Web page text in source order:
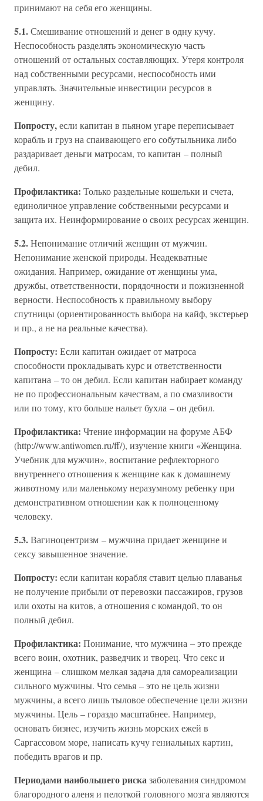
принимают на себя его женщины.
5.1.Смешивание отношений и денег в одну кучу.
Неспособность разделять экономическую часть
отношений от остальных составляющих. Утеря контроля
над собственными ресурсами, неспособность ими
управлять. Значительные инвестиции ресурсов в
женщину.
Попросту,если капитан в пьяном угаре переписывает
корабль и груз на спаивающего его собутыльника либо
раздаривает деньги матросам, то капитан – полный
дебил.
Профилактика: Только раздельные кошельки и счета,
единоличное управление собственными ресурсами и
защита их. Неинформирование о своих ресурсах женщин.
5.2.Непонимание отличий женщин от мужчин.
Непонимание женской природы. Неадекватные
ожидания. Например, ожидание от женщины ума,
дружбы, ответственности, порядочности и пожизненной
верности. Неспособность к правильному выбору
спутницы (ориентированность выбора на кайф, экстерьер
и пр., а не на реальные качества).
Попросту: Если капитан ожидает от матроса
способности прокладывать курс и ответственности
капитана – то он дебил. Если капитан набирает команду
не по профессиональным качествам, а по смазливости
или по тому, кто больше нальет бухла – он дебил.
Профилактика: Чтение информации на форуме АБФ
(http://www.antiwomen.ru/ff/), изучение книги «Женщина.
Учебник для мужчин», воспитание рефлекторного
внутреннего отношения к женщине как к домашнему
животному или маленькому неразумному ребенку при
демонстративном отношении как к полноценному
человеку.
5.3.Вагиноцентризм – мужчина придает женщине и
сексу завышенное значение.
Попросту: если капитан корабля ставит целью плаванья
не получение прибыли от перевозки пассажиров, грузов
или охоты на китов, а отношения с командой, то он
полный дебил.
Профилактика: Понимание, что мужчина – это прежде
всего воин, охотник, разведчик и творец. Что секс и
женщина – слишком мелкая задача для самореализации
сильного мужчины. Что семья – это не цель жизни
мужчины, а всего лишь тыловое обеспечение цели жизни
мужчины. Цель – гораздо масштабнее. Например,
основать бизнес, изучить жизнь морских ежей в
Саргассовом море, написать кучу гениальных картин,
победить врагов и пр.
Периодами наибольшего рисказаболевания синдромом
благородного аленя и пелоткой головного мозга являются